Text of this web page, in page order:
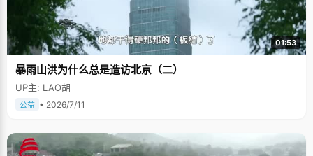
01:53
暴雨山洪为什么总是造访北京（二）
UP主: LAO胡
公益 • 2026/7/11